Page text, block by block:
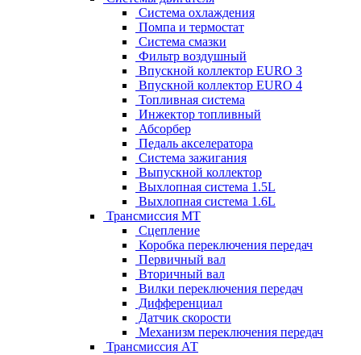
Система охлаждения
Помпа и термостат
Система смазки
Фильтр воздушный
Впускной коллектор EURO 3
Впускной коллектор EURO 4
Топливная система
Инжектор топливный
Абсорбер
Педаль акселератора
Система зажигания
Выпускной коллектор
Выхлопная система 1.5L
Выхлопная система 1.6L
Трансмиссия МТ
Сцепление
Коробка переключения передач
Первичный вал
Вторичный вал
Вилки переключения передач
Дифференциал
Датчик скорости
Механизм переключения передач
Трансмиссия АТ